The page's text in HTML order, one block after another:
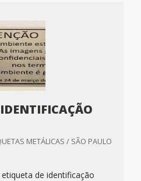
METÁLICAS / SÃO PAULO
de identificação